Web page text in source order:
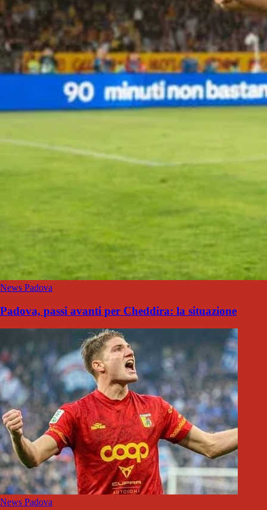
News Padova
Padova, passi avanti per Cheddira: la situazione
News Padova